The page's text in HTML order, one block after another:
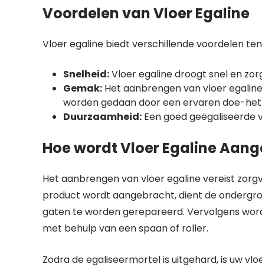
Voordelen van Vloer Egaline
Vloer egaline biedt verschillende voordelen
Snelheid:Vloer egaline droogt snel en
Gemak: Het aanbrengen van vloer
worden gedaan door een ervaren doe-
Duurzaamheid: Een goed geëgaliseerde
Hoe wordt Vloer Egaline
Het aanbrengen van vloer egaline vereist
product wordt aangebracht, dient de
gaten te worden gerepareerd. Vervolgens
met behulp van een spaan of roller.
Zodra de egaliseermortel is uitgehard, is uw